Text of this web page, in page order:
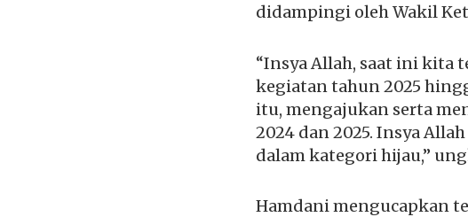
didampingi oleh Wakil
“Insya Allah, saat ini kita
kegiatan tahun 2025
itu, mengajukan serta
2024 dan 2025. Insya
dalam kategori hijau,”
Hamdani mengucapkan